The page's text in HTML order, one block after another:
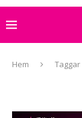
Hem Taggar